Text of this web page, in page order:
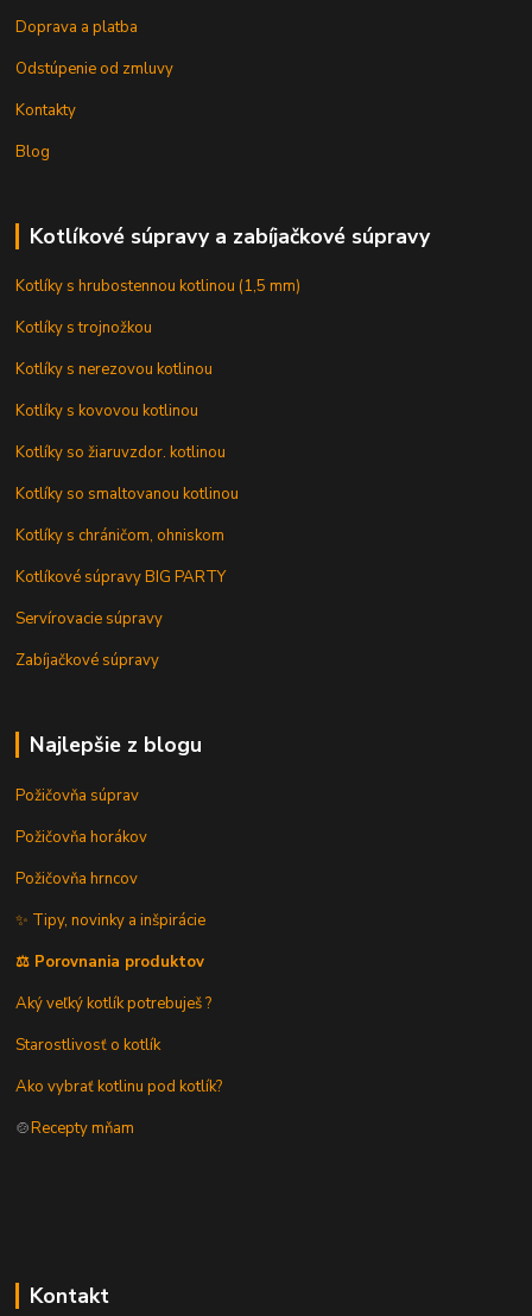
Doprava a platba
Odstúpenie od zmluvy
Kontakty
Blog
Kotlíkové súpravy a zabíjačkové súpravy
Kotlíky s hrubostennou kotlinou (1,5 mm)
Kotlíky s trojnožkou
Kotlíky s nerezovou kotlinou
Kotlíky s kovovou kotlinou
Kotlíky so žiaruvzdor. kotlinou
Kotlíky so smaltovanou kotlinou
Kotlíky s chráničom, ohniskom
Kotlíkové súpravy BIG PARTY
Servírovacie súpravy
Zabíjačkové súpravy
Najlepšie z blogu
Požičovňa súprav
Požičovňa horákov
Požičovňa hrncov
✨ Tipy, novinky a inšpirácie
⚖️ Porovnania produktov
Aký veľký kotlík potrebuješ ?
Starostlivosť o kotlík
Ako vybrať kotlinu pod kotlík?
🍲Recepty mňam
Kontakt